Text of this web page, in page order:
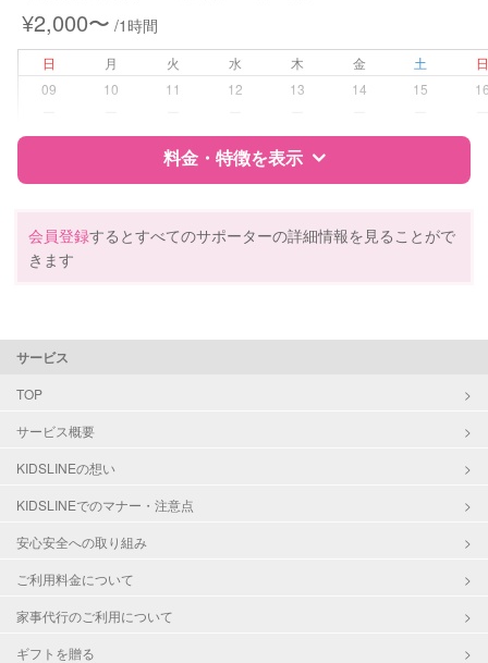
病児対応
障がい児対応 対応可否は個別に相談
レッスン なし
お子様の撮影
（定期特典）
対応不可
¥2,000〜 /1時間
日 月 火 水 木 金 土
09
10 11 12 13 14 15
料金・特徴を表示
資格
自治体届出済ベビーシッター
対応可能/特徴
病児対応
会員登録するとすべてのサポーターの詳細情報を見ることがで
きます
サービス
TOP
サービス概要
KIDSLINEの想い
KIDSLINEでのマナー・注意点
安心安全への取り組み
ご利用料金について
家事代行のご利用について
ギフトを贈る